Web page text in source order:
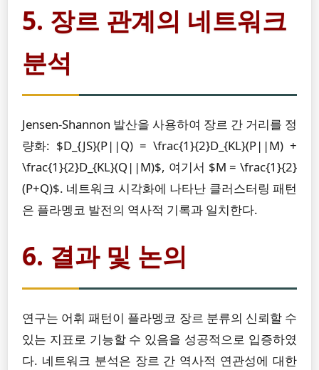
5. 장르 관계의 네트워크
분석
Jensen-Shannon 발산을 사용하여 장르 간 거리를 정
량화: $D_{JS}(P||Q) = \frac{1}{2}D_{KL}(P||M) +
\frac{1}{2}D_{KL}(Q||M)$, 여기서 $M = \frac{1}{2}
(P+Q)$. 네트워크 시각화에 나타난 클러스터링 패턴
은 플라멩코 발전의 역사적 기록과 일치한다.
6. 결과 및 논의
연구는 어휘 패턴이 플라멩코 장르 분류의 신뢰할 수
있는 지표로 기능할 수 있음을 성공적으로 입증하였
다. 네트워크 분석은 장르 간 역사적 연관성에 대한